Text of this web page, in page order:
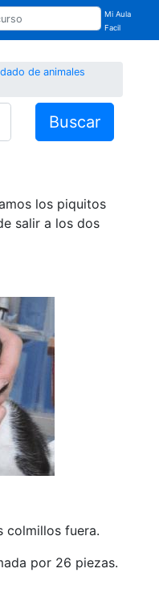
Mi Aula
Facil
de animales
Buscar
los piquitos
salir a los dos
colmillos fuera.
por 26 piezas.